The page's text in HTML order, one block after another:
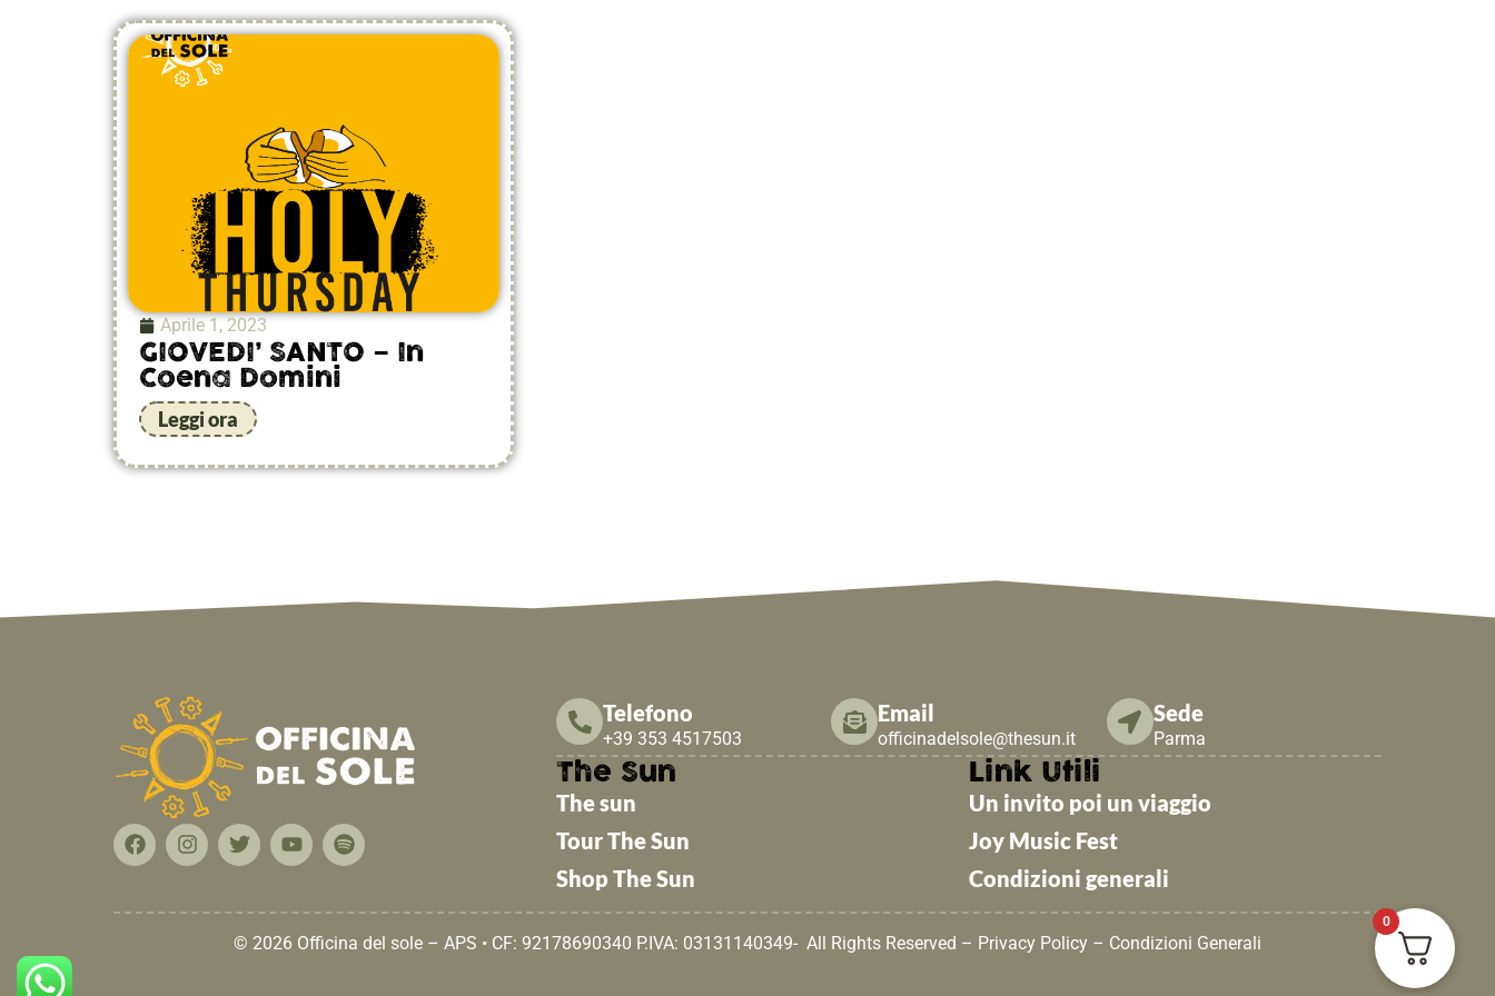
Aprile 1, 2023
GIOVEDI’ SANTO – In
Coena Domini
Leggi ora
Telefono
+39 353 4517503
Email
officinadelsole@thesun.it
Sede
Parma
The Sun
The sun
Tour The Sun
Shop The Sun
Link Utili
Un invito poi un viaggio
Joy Music Fest
Condizioni generali
© 2026 Officina del sole – APS • CF: 92178690340 P.IVA: 03131140349- All Rights Reserved – Privacy Policy – Condizioni Generali
0